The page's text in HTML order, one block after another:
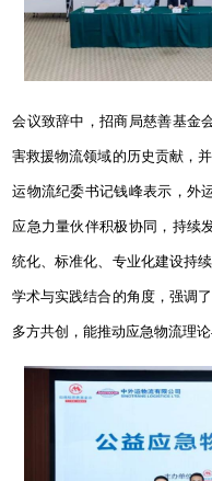
会议致辞中，招商局慈善基金
害救援物流领域的历史贡献，
运物流纪委书记钱峰表示，外
应急力量伙伴积极协同，持续
统化、标准化、专业化建设持
学术与实践结合的角度，强调
多方共创，能推动应急物流理论